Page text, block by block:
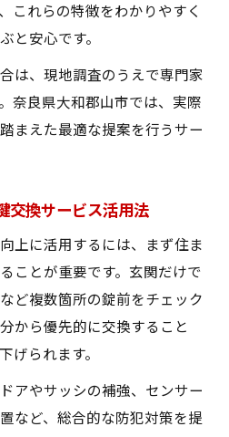
これらの特徴をわかりやすく
と安心です。
は、現地調査のうえで専門家
奈良県大和郡山市では、実際
まえた最適な提案を行うサー
交換サービス活用法
上に活用するには、まず住ま
ことが重要です。玄関だけで
ど複数箇所の錠前をチェック
から優先的に交換すること
げられます。
アやサッシの補強、センサー
など、総合的な防犯対策を提